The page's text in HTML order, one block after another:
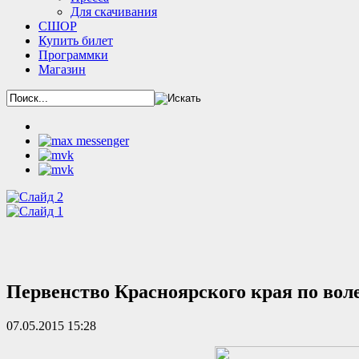
Для скачивания
СШОР
Купить билет
Программки
Магазин
Первенство Красноярского края по
07.05.2015 15:28